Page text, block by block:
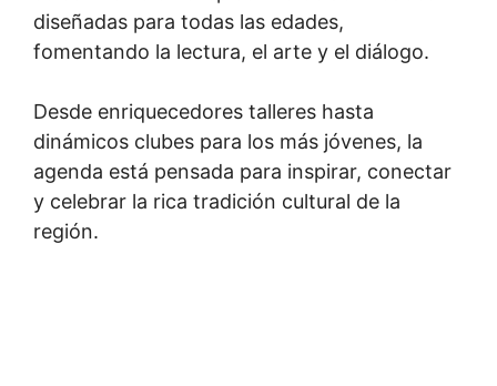
diseñadas para todas las edades,
fomentando la lectura, el arte y el diálogo.
Desde enriquecedores talleres hasta
dinámicos clubes para los más jóvenes, la
agenda está pensada para inspirar, conectar
y celebrar la rica tradición cultural de la
región.